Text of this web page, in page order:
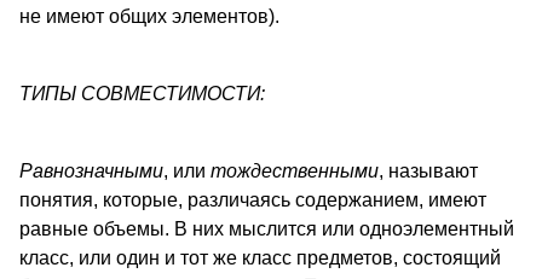
не имеют общих элементов).
ТИПЫ СОВМЕСТИМОСТИ:
Равнозначными, или тождественными, называют
понятия, которые, различаясь содержанием, имеют
равные объемы. В них мыслится или одноэлементный
класс, или один и тот же класс предметов, состоящий